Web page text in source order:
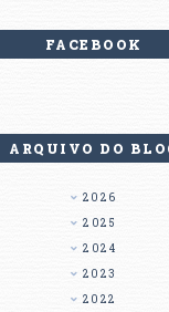
FACEBOOK
ARQUIVO DO
2026
2025
2024
2023
2022